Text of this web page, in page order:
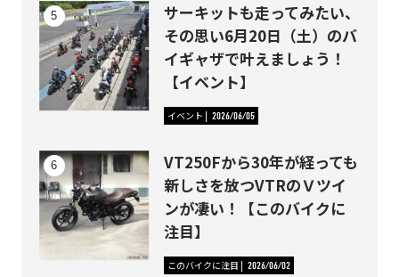
サーキットも走ってみたい、
その思い6月20日（土）のバ
イギャザで叶えましょう！
【イベント】
イベント 2026/06/05
VT250Fから30年が経っても
新しさを放つVTRのＶツイ
ンが凄い！【このバイクに
注目】
このバイクに注目 2026/06/02